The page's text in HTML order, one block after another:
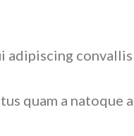
adipiscing
quam a natoque